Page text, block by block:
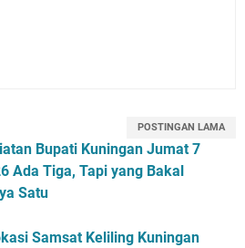
POSTINGAN LAMA
Bupati Kuningan Jumat 7
Ada Tiga, Tapi yang Bakal
Satu
Samsat Keliling Kuningan